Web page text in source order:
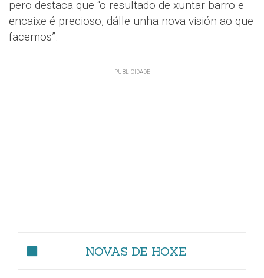
pero destaca que “o resultado de xuntar barro e
encaixe é precioso, dálle unha nova visión ao que
facemos”.
NOVAS DE HOXE